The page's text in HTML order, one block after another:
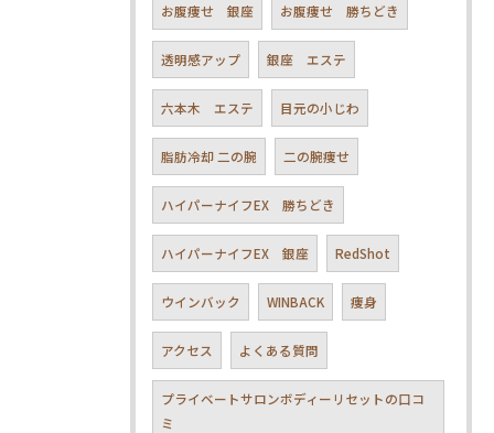
お腹痩せ 銀座 お腹痩せ 勝ちどき
透明感アップ 銀座 エステ
六本木 エステ 目元の小じわ
脂肪冷却 二の腕 二の腕痩せ
ハイパーナイフEX 勝ちどき
ハイパーナイフEX 銀座 RedShot
ウインバック WINBACK 痩身
アクセス よくある質問
プライベートサロンボディーリセットの口コ
ミ